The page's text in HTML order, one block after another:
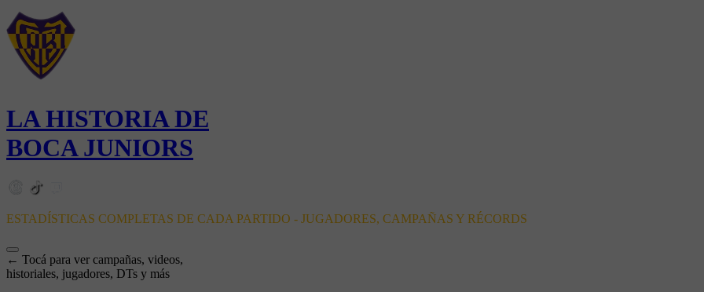
LA HISTORIA DE
BOCA JUNIORS
ESTADÍSTICAS COMPLETAS DE CADA PARTIDO - JUGADORES, CAMPAÑAS Y RÉCORDS
← Tocá para ver campañas, videos,
historiales, jugadores, DTs y más